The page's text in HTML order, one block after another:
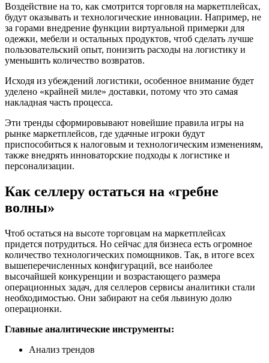
Воздействие на то, как смотрится торговля на маркетплейсах,
будут оказывать и технологические инновации. Например, не
за горами внедрение функции виртуальной примерки для
одежки, мебели и остальных продуктов, чтоб сделать лучше
пользовательский опыт, понизить расходы на логистику и
уменьшить количество возвратов.
Исходя из убеждений логистики, особенное внимание будет
уделено «крайней миле» доставки, потому что это самая
накладная часть процесса.
Эти тренды сформировывают новейшие правила игры на
рынке маркетплейсов, где удачные игроки будут
приспособиться к налоговым и технологическим изменениям,
также внедрять инноваторские подходы к логистике и
персонализации.
Как селлеру остаться на «гребне
волны»
Чтоб остаться на высоте торговцам на маркетплейсах
придется потрудиться. Но сейчас для бизнеса есть огромное
количество технологических помощников. Так, в итоге всех
вышеперечисленных конфигураций, все наиболее
высочайшей конкуренции и возрастающего размера
операционных задач, для селлеров сервисы аналитики стали
необходимостью. Они забирают на себя львиную долю
операционки.
Главные аналитические инструменты:
Анализ трендов